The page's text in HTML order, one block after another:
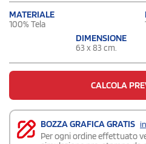
MATERIALE
100% Tela
DIMENSIONE
63 x 83 cm.
CALCOLA
BOZZA GRAFICA GRATIS
Per ogni ordine effettuato